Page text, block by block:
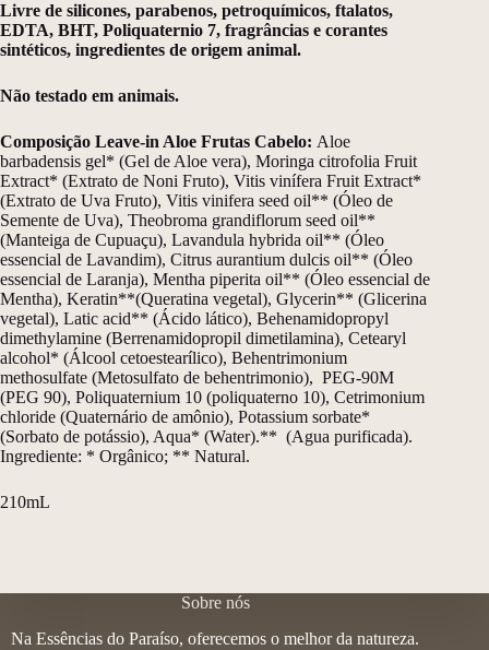
Livre de silicones, parabenos, petroquímicos, ftalatos,
EDTA, BHT, Poliquaternio 7, fragrâncias e corantes
sintéticos, ingredientes de origem animal.
Não testado em animais.
Composição Leave-in Aloe Frutas Cabelo: Aloe
barbadensis gel* (Gel de Aloe vera), Moringa citrofolia Fruit
Extract* (Extrato de Noni Fruto), Vitis vinífera Fruit Extract*
(Extrato de Uva Fruto), Vitis vinifera seed oil** (Óleo de
Semente de Uva), Theobroma grandiflorum seed oil**
(Manteiga de Cupuaçu), Lavandula hybrida oil** (Óleo
essencial de Lavandim), Citrus aurantium dulcis oil** (Óleo
essencial de Laranja), Mentha piperita oil** (Óleo essencial de
Mentha), Keratin**(Queratina vegetal), Glycerin** (Glicerina
vegetal), Latic acid** (Ácido lático), Behenamidopropyl
dimethylamine (Berrenamidopropil dimetilamina), Cetearyl
alcohol* (Álcool cetoestearílico), Behentrimonium
methosulfate (Metosulfato de behentrimonio), PEG-90M
(PEG 90), Poliquaternium 10 (poliquaterno 10), Cetrimonium
chloride (Quaternário de amônio), Potassium sorbate*
(Sorbato de potássio), Aqua* (Water).** (Agua purificada).
Ingrediente: * Orgânico; ** Natural.
210mL
Sobre nós
Na Essências do Paraíso, oferecemos o melhor da natureza.